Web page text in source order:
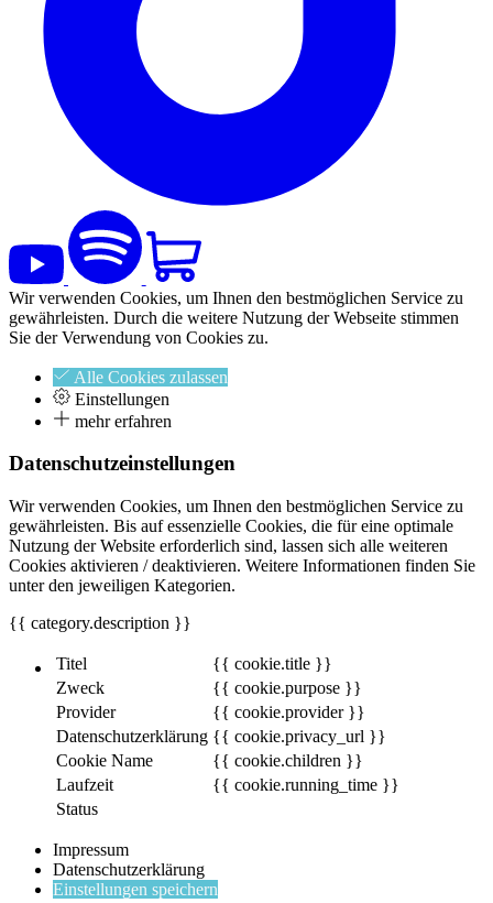
Wir verwenden Cookies, um Ihnen den bestmöglichen Service zu
gewährleisten. Durch die weitere Nutzung der Webseite stimmen
Sie der Verwendung von Cookies zu.
Alle Cookies zulassen
Einstellungen
mehr erfahren
Datenschutzeinstellungen
Wir verwenden Cookies, um Ihnen den bestmöglichen Service zu
gewährleisten. Bis auf essenzielle Cookies, die für eine optimale
Nutzung der Website erforderlich sind, lassen sich alle weiteren
Cookies aktivieren / deaktivieren. Weitere Informationen finden Sie
unter den jeweiligen Kategorien.
{{ category.description }}
Titel
{{ cookie.title }}
Zweck
{{ cookie.purpose }}
Provider
{{ cookie.provider }}
Datenschutzerklärung {{ cookie.privacy_url }}
Cookie Name
{{ cookie.children }}
Laufzeit
{{ cookie.running_time }}
Status
Impressum
Datenschutzerklärung
Einstellungen speichern